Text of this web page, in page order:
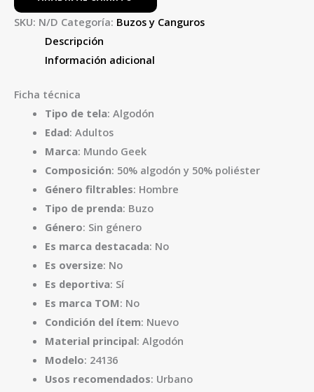
SKU: N/D Categoría: Buzos y Canguros
Descripción
Información adicional
Ficha técnica
Tipo de tela: Algodón
Edad: Adultos
Marca: Mundo Geek
Composición: 50% algodón y 50% poliéster
Género filtrables: Hombre
Tipo de prenda: Buzo
Género: Sin género
Es marca destacada: No
Es oversize: No
Es deportiva: Sí
Es marca TOM: No
Condición del ítem: Nuevo
Material principal: Algodón
Modelo: 24136
Usos recomendados: Urbano